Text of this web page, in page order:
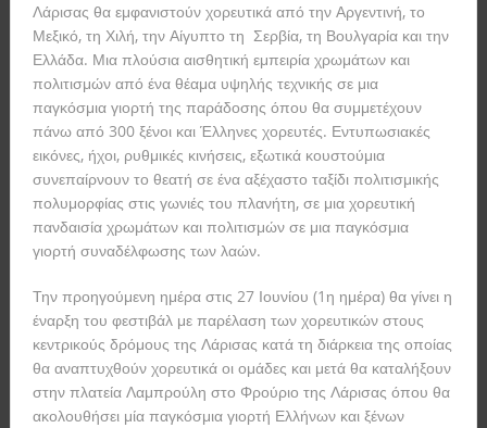
Λάρισας θα εμφανιστούν χορευτικά από την Αργεντινή, το
Μεξικό, τη Χιλή, την Αίγυπτο τη Σερβία, τη Βουλγαρία και την
Ελλάδα. Μια πλούσια αισθητική εμπειρία χρωμάτων και
πολιτισμών από ένα θέαμα υψηλής τεχνικής σε μια
παγκόσμια γιορτή της παράδοσης όπου θα συμμετέχουν
πάνω από 300 ξένοι και Έλληνες χορευτές. Εντυπωσιακές
εικόνες, ήχοι, ρυθμικές κινήσεις, εξωτικά κουστούμια
συνεπαίρνουν το θεατή σε ένα αξέχαστο ταξίδι πολιτισμικής
πολυμορφίας στις γωνιές του πλανήτη, σε μια χορευτική
πανδαισία χρωμάτων και πολιτισμών σε μια παγκόσμια
γιορτή συναδέλφωσης των λαών.
Την προηγούμενη ημέρα στις 27 Ιουνίου (1η ημέρα) θα γίνει η
έναρξη του φεστιβάλ με παρέλαση των χορευτικών στους
κεντρικούς δρόμους της Λάρισας κατά τη διάρκεια της οποίας
θα αναπτυχθούν χορευτικά οι ομάδες και μετά θα καταλήξουν
στην πλατεία Λαμπρούλη στο Φρούριο της Λάρισας όπου θα
ακολουθήσει μία παγκόσμια γιορτή Ελλήνων και ξένων